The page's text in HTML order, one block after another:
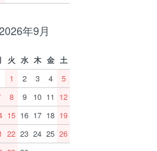
年9月
火 水 木 金 土
1
2 3 4
5
8 9 10 11 12
15 16 17 18 19
22 23 24 25 26